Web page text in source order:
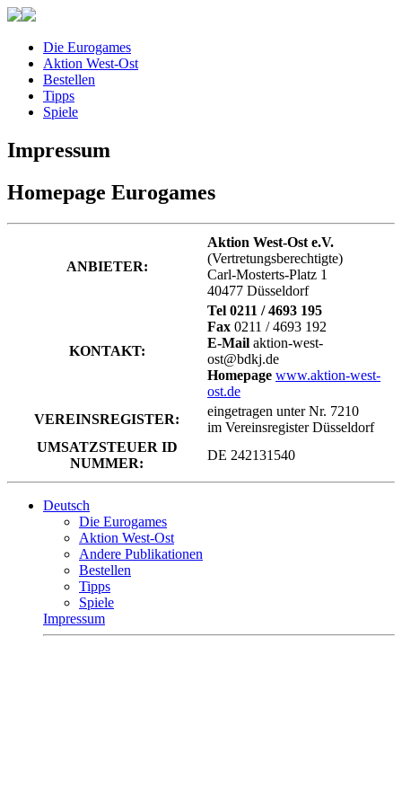
Die Eurogames
Aktion West-Ost
Bestellen
Tipps
Spiele
Impressum
Homepage Eurogames
ANBIETER:
Aktion West-Ost e.V.
(Vertretungsberechtigte)
Carl-Mosterts-Platz 1
40477 Düsseldorf
KONTAKT:
Tel 0211 / 4693 195
Fax 0211 / 4693 192
E-Mail aktion-west-
ost@bdkj.de
Homepage www.aktion-west-
ost.de
VEREINSREGISTER:
eingetragen unter Nr. 7210
im Vereinsregister Düsseldorf
UMSATZSTEUER ID
NUMMER:
DE 242131540
Deutsch
Die Eurogames
Aktion West-Ost
Andere Publikationen
Bestellen
Tipps
Spiele
Impressum